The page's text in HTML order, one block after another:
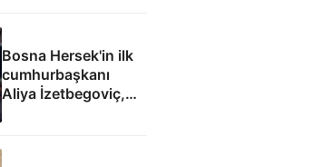
Bosna Hersek'in ilk
cumhurbaşkanı
Aliya İzetbegoviç,